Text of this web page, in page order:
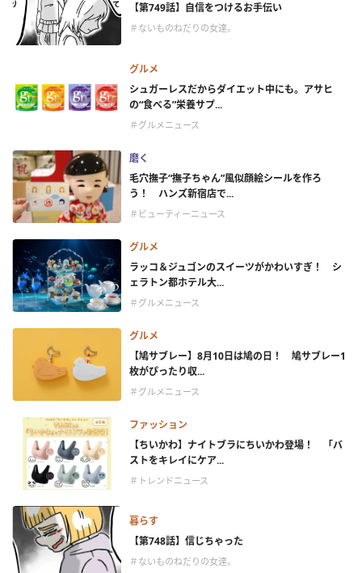
【第749話】自信をつけるお手伝い
＃ないものねだりの女達。
グルメ
シュガーレスだからダイエット中にも。アサヒ
の“食べる”栄養サプ...
＃グルメニュース
磨く
毛穴撫子“撫子ちゃん”風似顔絵シールを作ろ
う！ ハンズ新宿店で...
＃ビューティーニュース
グルメ
ラッコ＆ジュゴンのスイーツがかわいすぎ！ シ
ェラトン都ホテル大...
＃グルメニュース
グルメ
【鳩サブレー】8月10日は鳩の日！ 鳩サブレー1
枚がぴったり収...
＃グルメニュース
ファッション
【ちいかわ】ナイトブラにちいかわ登場！ 「バ
ストをキレイにケア...
＃トレンドニュース
暮らす
【第748話】信じちゃった
＃ないものねだりの女達。